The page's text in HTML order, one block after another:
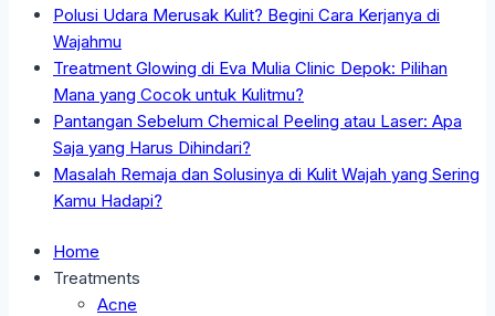
Polusi Udara Merusak Kulit? Begini Cara Kerjanya di
Wajahmu
Treatment Glowing di Eva Mulia Clinic Depok: Pilihan
Mana yang Cocok untuk Kulitmu?
Pantangan Sebelum Chemical Peeling atau Laser: Apa
Saja yang Harus Dihindari?
Masalah Remaja dan Solusinya di Kulit Wajah yang Sering
Kamu Hadapi?
Home
Treatments
Acne